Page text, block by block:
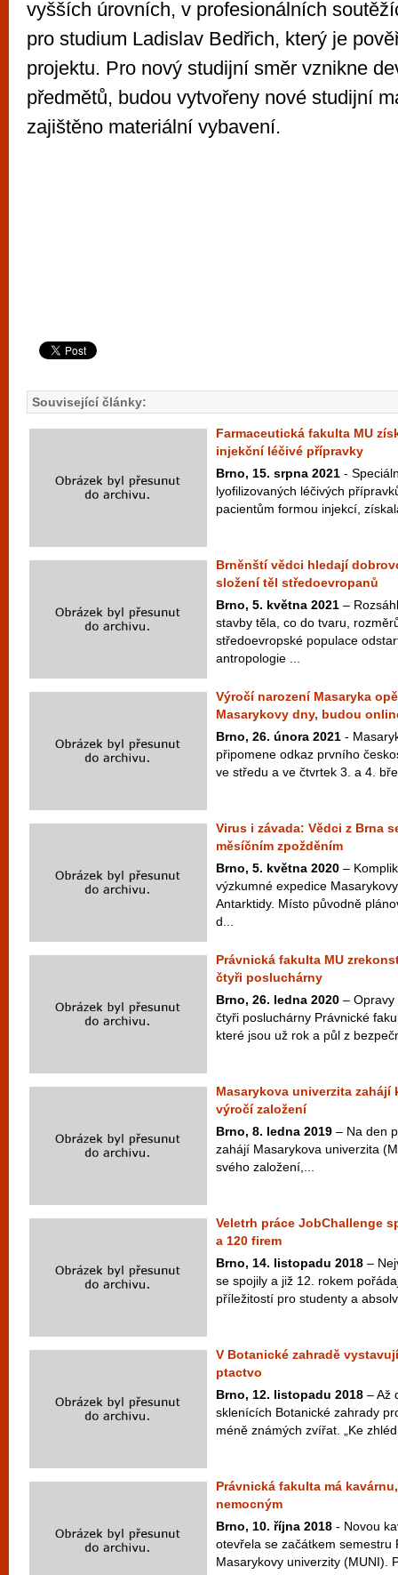
vyšších úrovních, v profesionálních
pro studium Ladislav Bedřich, který je
projektu. Pro nový studijní směr vznikne
předmětů, budou vytvořeny nové studijní
zajištěno materiální vybavení.
Související články:
Farmaceutická fakulta MU
injekční léčivé přípravky
Brno, 15. srpna 2021 -
lyofilizovaných léčivých
pacientům formou injekcí,
Brněnští vědci hledají
složení těl středoevropanů
Brno, 5. května 2021 –
stavby těla, co do tvaru,
středoevropské populace
antropologie ...
Výročí narození Masaryka
Masarykovy dny, budou
Brno, 26. února 2021 -
připomene odkaz prvního
ve středu a ve čtvrtek 3. a 4.
Virus i závada: Vědci z Brna
měsíčním zpožděním
Brno, 5. května 2020 –
výzkumné expedice
Antarktidy. Místo původně
d...
Právnická fakulta MU
čtyři posluchárny
Brno, 26. ledna 2020 – Opravy
čtyři posluchárny Právnické
které jsou už rok a půl z
Masarykova univerzita zahájí
výročí založení
Brno, 8. ledna 2019 – Na den
zahájí Masarykova univerzita
svého založení,...
Veletrh práce JobChallenge
a 120 firem
Brno, 14. listopadu 2018 –
se spojily a již 12. rokem
příležitostí pro studenty a
V Botanické zahradě
ptactvo
Brno, 12. listopadu 2018 – Až
sklenících Botanické zahrady
méně známých zvířat. „Ke
Právnická fakulta má
nemocným
Brno, 10. října 2018 - Novou
otevřela se začátkem semestru
Masarykovy univerzity (MUNI).